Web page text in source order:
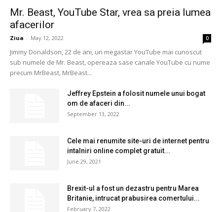
Mr. Beast, YouTube Star, vrea sa preia lumea
afacerilor
Ziua - May 12, 2022 0
Jimmy Donaldson, 22 de ani, un megastar YouTube mai cunoscut
sub numele de Mr. Beast, opereaza sase canale YouTube cu nume
precum MrBeast, MrBeast...
Jeffrey Epstein a folosit numele unui bogat
om de afaceri din...
September 13, 2022
Cele mai renumite site-uri de internet pentru
intalniri online complet gratuit...
June 29, 2021
Brexit-ul a fost un dezastru pentru Marea
Britanie, intrucat prabusirea comertului...
February 7, 2022